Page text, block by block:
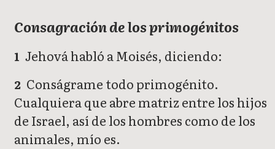
Consagración de los primogénitos
1 Jehová habló a Moisés, diciendo:
2 Conságrame todo primogénito.
Cualquiera que abre matriz entre los hijos
de Israel, así de los hombres como de los
animales, mío es.